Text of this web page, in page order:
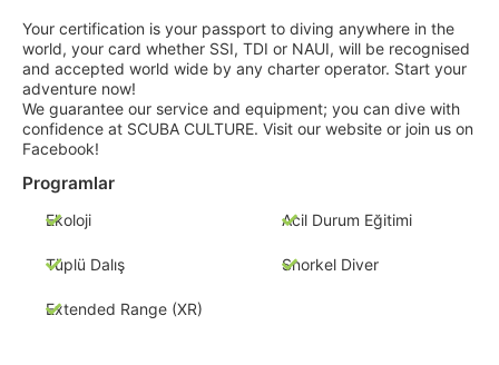
Your certification is your passport to diving anywhere in the
world, your card whether SSI, TDI or NAUI, will be recognised
and accepted world wide by any charter operator. Start your
adventure now!
We guarantee our service and equipment; you can dive with
confidence at SCUBA CULTURE. Visit our website or join us on
Facebook!
Programlar
Ekoloji Acil Durum Eğitimi
Tüplü Dalış Snorkel Diver
Extended Range (XR)